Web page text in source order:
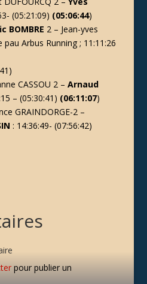
(05:21:09) (05:06:44)
BOMBRE 2 – Jean-yves
pau Arbus Running ; 11:11:26
CASSOU 2 –Arnaud
– (05:30:41) (06:11:07)
GRAINDORGE-2 –
: 14:36:49- (07:56:42)
pour publier un